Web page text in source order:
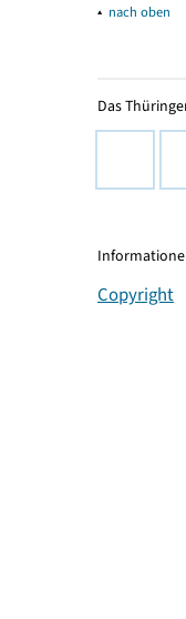
▴ nach oben
Das
Copyright